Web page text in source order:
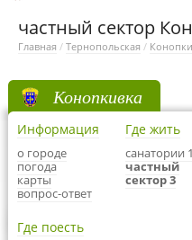
частный сектор
Главная / Тернопольская /
Конопкивка
Информация
о городе
погода
карты
вопрос-ответ
Где жить
санатории 1
частный
сектор 3
Где поесть